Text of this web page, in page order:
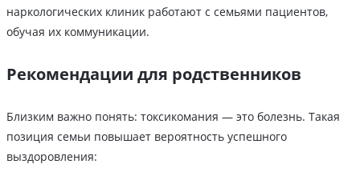
наркологических клиник работают с семьями пациентов,
обучая их коммуникации.
Рекомендации для родственников
Близким важно понять: токсикомания — это болезнь. Такая
позиция семьи повышает вероятность успешного
выздоровления: